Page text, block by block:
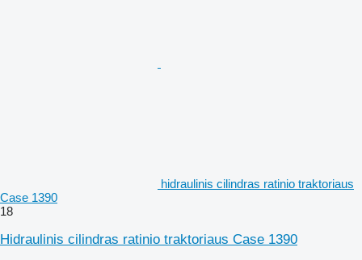
hidraulinis cilindras ratinio traktoriaus
Case 1390
18
Hidraulinis cilindras ratinio traktoriaus Case 1390